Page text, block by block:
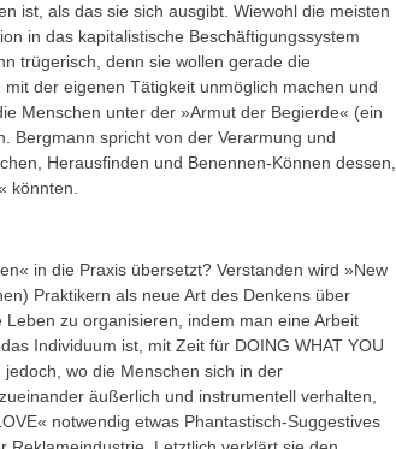
ist, als das sie sich ausgibt. Wiewohl die meisten
in das kapitalistische Beschäftigungssystem
trügerisch, denn sie wollen gerade die
der eigenen Tätigkeit unmöglich machen und
Menschen unter der »Armut der Begierde« (ein
Bergmann spricht von der Verarmung und
Herausfinden und Benennen-Können dessen,
könnten.
in die Praxis übersetzt? Verstanden wird »New
Praktikern als neue Art des Denkens über
zu organisieren, indem man eine Arbeit
Individuum ist, mit Zeit für DOING WHAT YOU
wo die Menschen sich in der
äußerlich und instrumentell verhalten,
notwendig etwas Phantastisch-Suggestives